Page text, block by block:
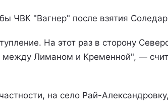
ЧВК "Вагнер" после взятия
На этот раз в сторону
Лиманом и Кременной", —
на село Рай-